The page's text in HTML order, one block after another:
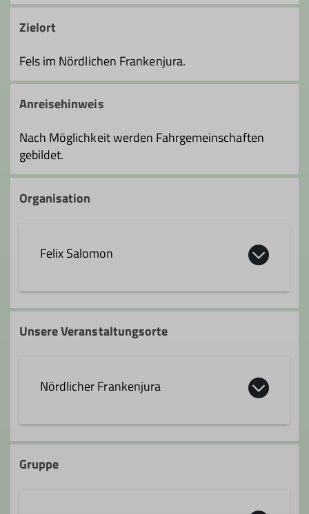
Zielort
Fels im Nördlichen Frankenjura.
Anreisehinweis
Nach Möglichkeit werden Fahrgemeinschaften
gebildet.
Organisation
Felix Salomon
felix.salomon@dav-feucht.de
Trainer*in B Hochtouren
Unsere Veranstaltungsorte
Nördlicher Frankenjura
Homepage Frankenjura.com
Gruppe